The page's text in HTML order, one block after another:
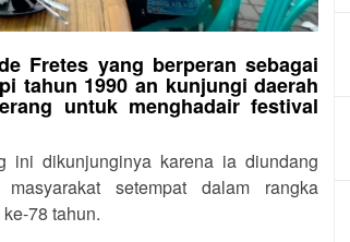
Fretes yang berperan sebagai
tahun 1990 an kunjungi daerah
untuk menghadair festival
ini dikunjunginya karena ia diundang
setempat dalam rangka
78 tahun.